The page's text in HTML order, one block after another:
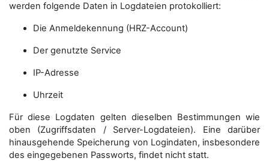
werden folgende Daten in Logdateien protokolliert:
Die Anmeldekennung (HRZ-Account)
Der genutzte Service
IP-Adresse
Uhrzeit
Für diese Logdaten gelten dieselben Bestimmungen wie
oben (Zugriffsdaten / Server-Logdateien). Eine darüber
hinausgehende Speicherung von Logindaten, insbesondere
des eingegebenen Passworts, findet nicht statt.